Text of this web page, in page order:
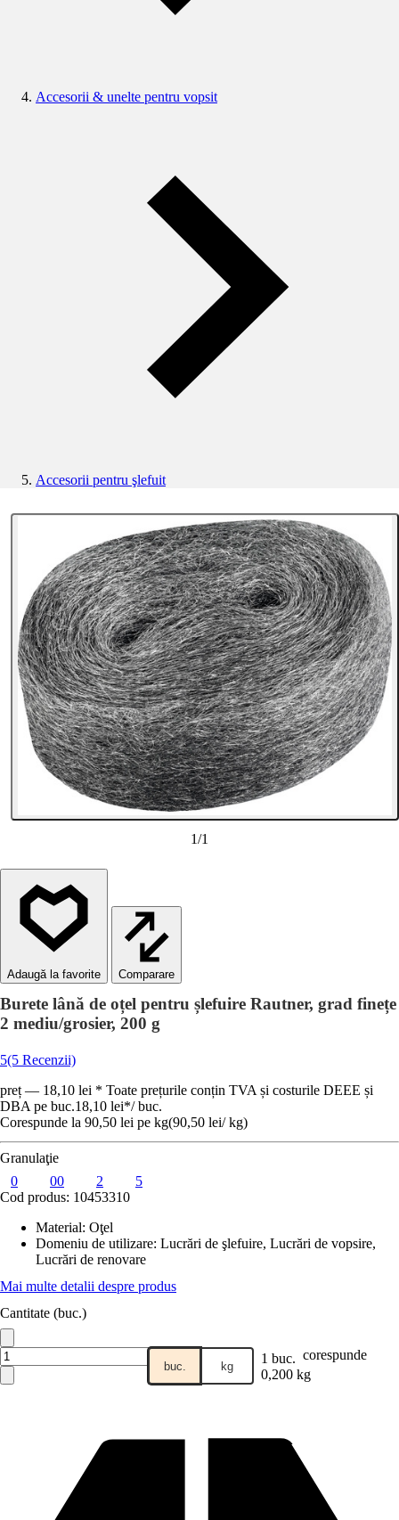
Accesorii & unelte pentru vopsit
Accesorii pentru şlefuit
1/1
Comparare
Burete lână de oțel pentru șlefuire Rautner, grad finețe
2 mediu/grosier, 200 g
5(5 Recenzii)
preț — 18,10 lei * Toate prețurile conțin TVA și costurile DEEE și
DBA pe buc.18,10 lei*/ buc.
Corespunde la 90,50 lei pe kg(90,50 lei/ kg)
Granulaţie
0
00 2
5
Cod produs: 10453310
Material: Oţel
Domeniu de utilizare: Lucrări de şlefuire, Lucrări de vopsire,
Lucrări de renovare
Mai multe detalii despre produs
Cantitate (buc.)
buc. kg 1 buc. corespunde
0,200 kg